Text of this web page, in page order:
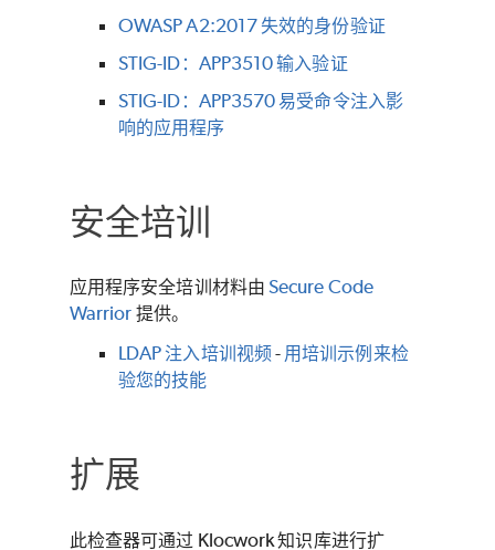
OWASP A2:2017 失效的身份验证
STIG-ID：APP3510 输入验证
STIG-ID：APP3570 易受命令注入影
响的应用程序
安全培训
应用程序安全培训材料由 Secure Code
Warrior 提供。
LDAP 注入培训视频- 用培训示例来检
验您的技能
扩展
此检查器可通过 Klocwork 知识库进行扩